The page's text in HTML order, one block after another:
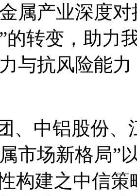
属产业深度
的转变，助力
与抗风险能
、中铝股份、
市场新格局”
构建之中信